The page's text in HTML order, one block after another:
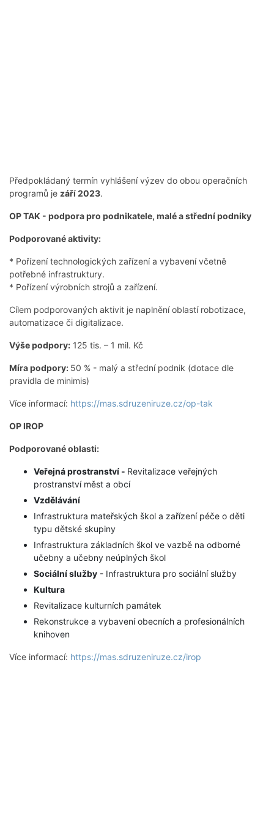
Předpokládaný termín vyhlášení výzev do obou operačních
programů je září 2023.
OP TAK - podpora pro podnikatele, malé a střední podniky
Podporované aktivity:
* Pořízení technologických zařízení a vybavení včetně
potřebné infrastruktury.
* Pořízení výrobních strojů a zařízení.
Cílem podporovaných aktivit je naplnění oblastí robotizace,
automatizace či digitalizace.
Výše podpory: 125 tis. – 1 mil. Kč
Míra podpory: 50 % - malý a střední podnik (dotace dle
pravidla de minimis)
Více informací: https://mas.sdruzeniruze.cz/op-tak
OP IROP
Podporované oblasti:
Veřejná prostranství - Revitalizace veřejných
prostranství měst a obcí
Vzdělávání
Infrastruktura mateřských škol a zařízení péče o děti
typu dětské skupiny
Infrastruktura základních škol ve vazbě na odborné
učebny a učebny neúplných škol
Sociální služby - Infrastruktura pro sociální služby
Kultura
Revitalizace kulturních památek
Rekonstrukce a vybavení obecních a profesionálních
knihoven
Více informací: https://mas.sdruzeniruze.cz/irop